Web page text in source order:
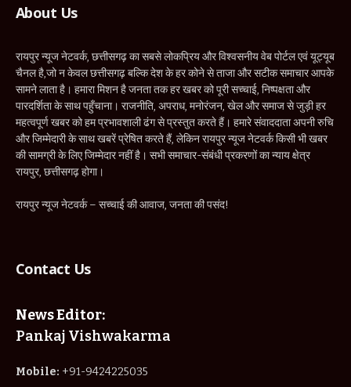
About Us
रायपुर न्यूज नेटवर्क, छत्तीसगढ़ का सबसे लोकप्रिय और विश्वसनीय वेब पोर्टल एवं यूट्यूब
चैनल है,जो न केवल छत्तीसगढ़ बल्कि देश के हर कोने से ताजा और सटीक समाचार आपके
सामने लाता है। हमारा मिशन है जनता तक हर खबर को पूरी सच्चाई, निष्पक्षता और
पारदर्शिता के साथ पहुँचाना। राजनीति, अपराध, मनोरंजन, खेल और समाज से जुड़ी हर
महत्वपूर्ण खबर को हम प्रभावशाली ढंग से प्रस्तुत करते हैं। हमारे संवाददाता अपनी रुचि
और जिम्मेदारी के साथ खबरें प्रेषित करते हैं, लेकिन रायपुर न्यूज नेटवर्क किसी भी खबर
की सामग्री के लिए जिम्मेदार नहीं है। सभी समाचार-संबंधी प्रकरणों का न्याय क्षेत्र
रायपुर, छत्तीसगढ़ होगा।
रायपुर न्यूज नेटवर्क – सच्चाई की आवाज, जनता की पसंद!
Contact Us
News Editor:
Pankaj Vishwakarma
Mobile: +91-9424225035